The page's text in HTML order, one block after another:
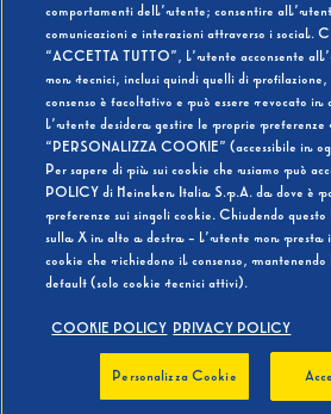
BEVI
comportamenti dell’utente; consentire
comunicazioni e interazioni attraverso i social.
“ACCETTA TUTTO”, l’utente acconsente
non tecnici, inclusi quindi quelli di
consenso è facoltativo e può essere revocato in
l’utente desidera gestire le proprie preferenze
“PERSONALIZZA COOKIE” (accessibile in
Per sapere di più sui cookie che usiamo può
POLICY di Heineken Italia S.p.A. da dove è
preferenze sui singoli cookie. Chiudendo
sulla X in alto a destra - l’utente non presta
cookie che richiedono il consenso, mantenendo
default (solo cookie tecnici attivi).
COOKIE POLICY PRIVACY POLICY
Personalizza Cookie